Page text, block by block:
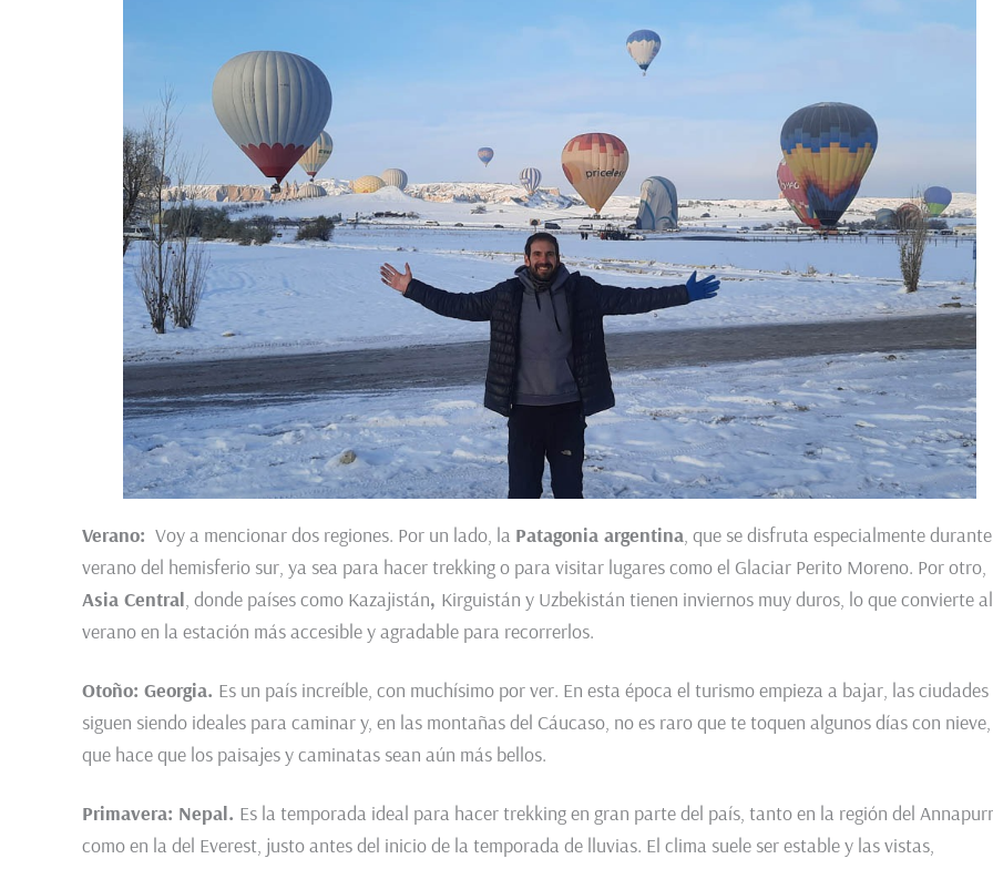
Verano: Voy a mencionar dos regiones. Por un lado, la Patagonia argentina, que se disfruta especialmente
verano del hemisferio sur, ya sea para hacer trekking o para visitar lugares como el Glaciar Perito Moreno. Por otro,
Asia Central, donde países como Kazajistán, Kirguistán y Uzbekistán tienen inviernos muy duros, lo que convierte al
verano en la estación más accesible y agradable para recorrerlos.
Otoño: Georgia. Es un país increíble, con muchísimo por ver. En esta época el turismo empieza a bajar, las ciudades
siguen siendo ideales para caminar y, en las montañas del Cáucaso, no es raro que te toquen algunos días con
que hace que los paisajes y caminatas sean aún más bellos.
Primavera: Nepal. Es la temporada ideal para hacer trekking en gran parte del país, tanto en la región del
como en la del Everest, justo antes del inicio de la temporada de lluvias. El clima suele ser estable y las vistas,